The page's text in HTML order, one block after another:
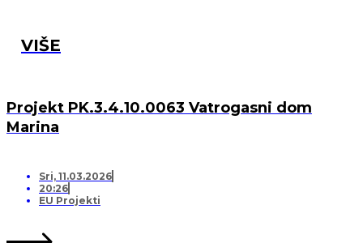
VIŠE
Projekt PK.3.4.10.0063 Vatrogasni dom
Marina
Sri, 11.03.2026
20:26
EU Projekti